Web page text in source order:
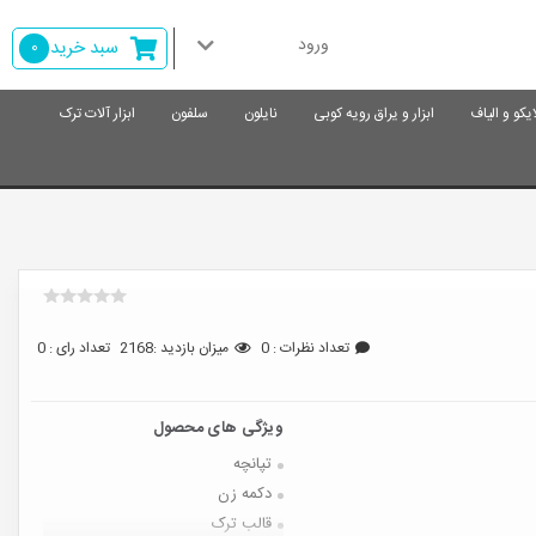
سبد خرید 0 ورود
و الیاف ابزار و یراق رویه کوبی نایلون سلفون
ابزار آلات ترک
تعداد رای : 0 میزان بازدید :2168 تعداد نظرات : 0
تپانچه
دکمه زن
قالب ترک